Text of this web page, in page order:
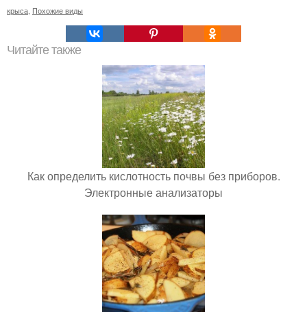
крыса Похожие виды
Читайте также
Как определить кислотность почвы без приборов.
Электронные анализаторы